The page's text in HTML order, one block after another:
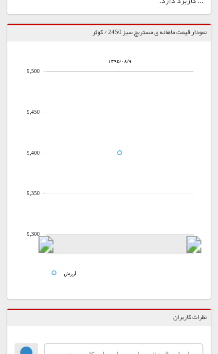
نمودار قیمت ماهانه ی مستربچ سبز 2450 / کوثر
۱۳۹۵/۰۸/۹
9,300
9,350
9,400
9,450
9,500
ارزش
نظرات کاربران